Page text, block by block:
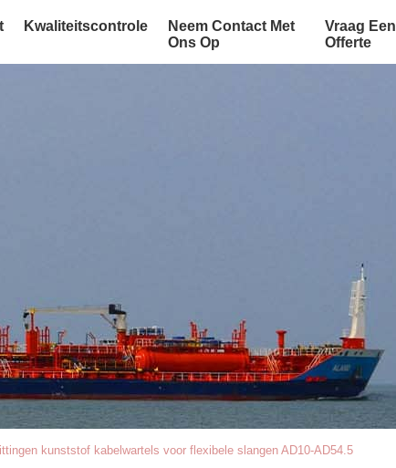
Kwaliteitscontrole
Neem Contact Met
Ons Op
Vraag Een
Offerte
kunststof kabelwartels voor flexibele slangen AD10-AD54.5